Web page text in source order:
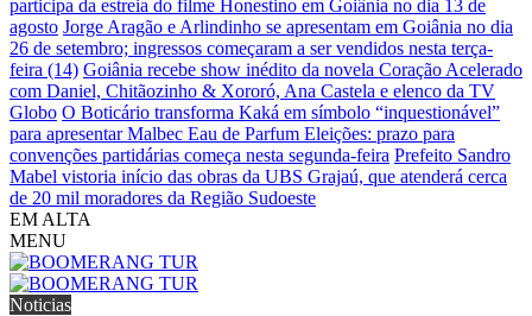
participa da estreia do filme Honestino em Goiânia no dia 13 de
agosto Jorge Aragão e Arlindinho se apresentam em Goiânia no dia
26 de setembro; ingressos começaram a ser vendidos nesta terça-
feira (14) Goiânia recebe show inédito da novela Coração Acelerado
com Daniel, Chitãozinho & Xororó, Ana Castela e elenco da TV
Globo O Boticário transforma Kaká em símbolo “inquestionável”
para apresentar Malbec Eau de Parfum Eleições: prazo para
convenções partidárias começa nesta segunda-feira Prefeito Sandro
Mabel vistoria início das obras da UBS Grajaú, que atenderá cerca
de 20 mil moradores da Região Sudoeste
EM ALTA
MENU
Noticias